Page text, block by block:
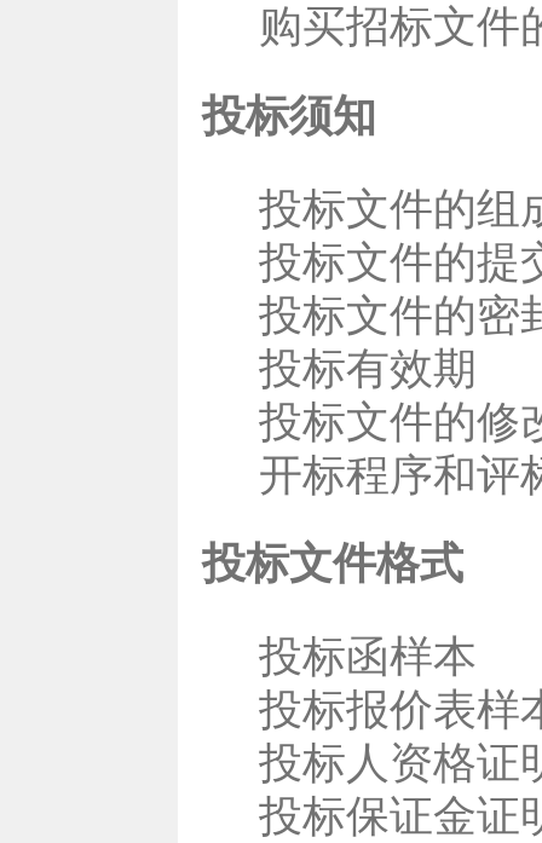
购买招标文件
投标须知
投标文件的组
投标文件的提
投标文件的密
投标有效期
投标文件的修
开标程序和评
投标文件格式
投标函样本
投标报价表样
投标人资格证
投标保证金证